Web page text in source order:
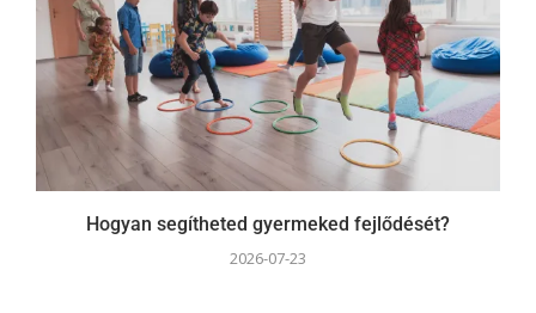
Hogyan segítheted gyermeked fejlődését?
2026-07-23